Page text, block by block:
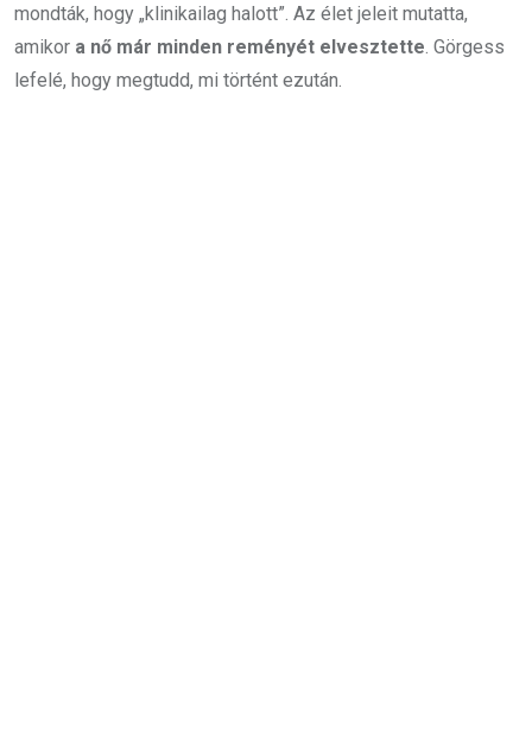
mondták, hogy „klinikailag halott”. Az élet jeleit mutatta,
amikor a nő már minden reményét elvesztette . Görgess
lefelé, hogy megtudd, mi történt ezután.